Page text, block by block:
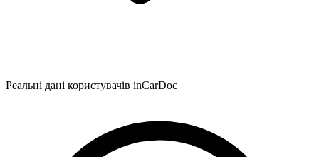
Реальні дані користувачів inCarDoc